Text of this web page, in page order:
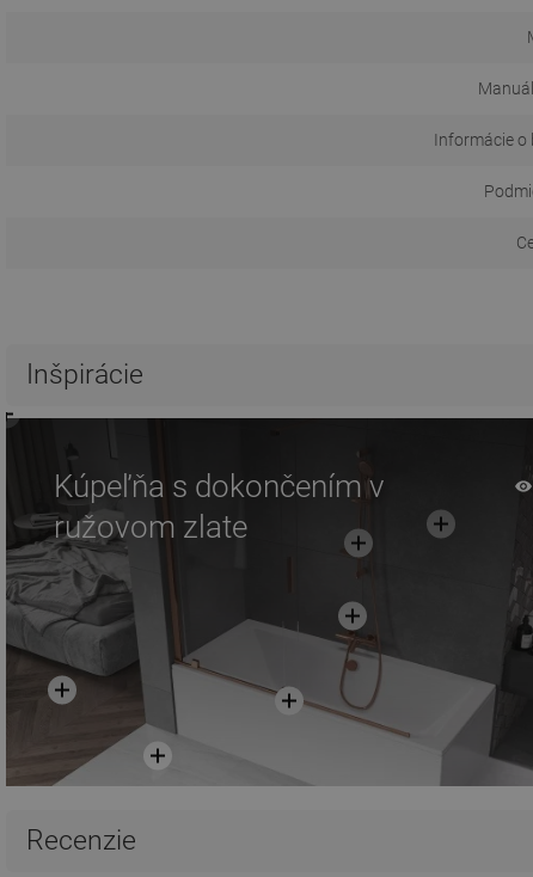
Informácie o
Inšpirácie
Kúpeľňa s dokončením v
ružovom zlate
Recenzie